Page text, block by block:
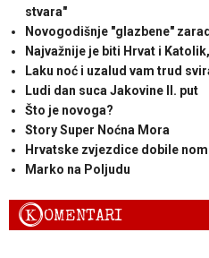
stvara"
Novogodišnje "glazbene"
Najvažnije je biti Hrvat i
Laku noć i uzalud vam trud
Ludi dan suca Jakovine II. put
Što je novoga?
Story Super Noćna Mora
Hrvatske zvjezdice dobile
Marko na Poljudu
KOMENTARI